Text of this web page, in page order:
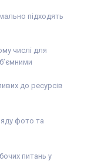
підходять
числі для
до ресурсів
фото та
питань у